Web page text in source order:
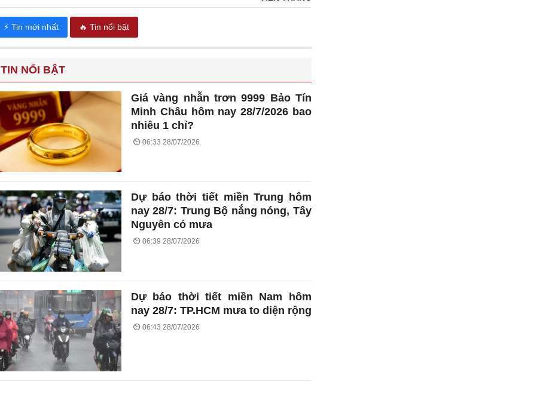
⚡ Tin mới nhất 🔥 Tin nổi bật
TIN NỔI BẬT
Giá vàng nhẫn trơn 9999 Bảo Tín
Minh Châu hôm nay 28/7/2026 bao
nhiêu 1 chỉ?
06:33 28/07/2026
Dự báo thời tiết miền Trung hôm
nay 28/7: Trung Bộ nắng nóng, Tây
Nguyên có mưa
06:39 28/07/2026
Dự báo thời tiết miền Nam hôm
nay 28/7: TP.HCM mưa to diện rộng
06:43 28/07/2026